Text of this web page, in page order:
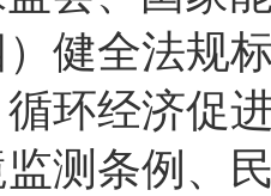
全法规标
环经济促
测条例、